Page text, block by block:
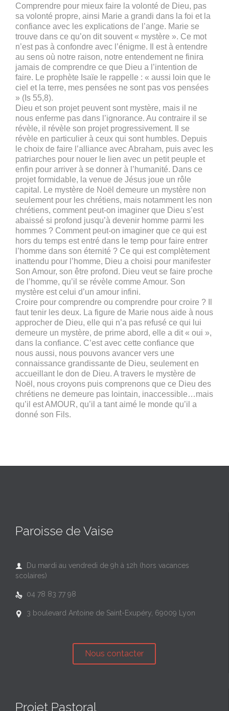
Comprendre pour mieux faire la volonté de Dieu, pas
sa volonté propre, ainsi Marie a grandi dans la foi et la
confiance avec les explications de l’ange. Marie se
trouve dans ce qu’on dit souvent « mystère ». Ce mot
n’est pas à confondre avec l’énigme. Il est à entendre
au sens où notre raison, notre entendement ne finira
jamais de comprendre ce que Dieu a l’intention de
faire. Le prophète Isaïe le rappelle : « aussi loin que le
ciel et la terre, mes pensées ne sont pas vos pensées
» (Is 55,8).
Dieu et son projet peuvent sont mystère, mais il ne
nous enferme pas dans l’ignorance. Au contraire il se
révèle, il révèle son projet progressivement. Il se
révèle en particulier à ceux qui sont humbles. Depuis
le choix de faire l’alliance avec Abraham, puis avec les
patriarches pour nouer le lien avec un petit peuple et
enfin pour arriver à se donner à l’humanité. Dans ce
projet formidable, la venue de Jésus joue un rôle
capital. Le mystère de Noël demeure un mystère non
seulement pour les chrétiens, mais notamment les non
chrétiens, comment peut-on imaginer que Dieu s’est
abaissé si profond jusqu’à devenir homme parmi les
hommes ? Comment peut-on imaginer que ce qui est
hors du temps est entré dans le temp pour faire entrer
l’homme dans son éternité ? Ce qui est complètement
inattendu pour l’homme, Dieu a choisi pour manifester
Son Amour, son être profond. Dieu veut se faire proche
de l’homme, qu’il se révèle comme Amour. Son
mystère est celui d’un amour infini.
Croire pour comprendre ou comprendre pour croire ? Il
faut tenir les deux. La figure de Marie nous aide à nous
approcher de Dieu, elle qui n’a pas refusé ce qui lui
demeure un mystère, de prime abord, elle a dit « oui »,
dans la confiance. C’est avec cette confiance que
nous aussi, nous pouvons avancer vers une
connaissance grandissante de Dieu, seulement en
accueillant le don de Dieu. A travers le mystère de
Noël, nous croyons puis comprenons que ce Dieu des
chrétiens ne demeure pas lointain, inaccessible…mais
qu’il est AMOUR, qu’il a tant aimé le monde qu’il a
donné son Fils.
Paroisse de Vaise

Du mardi au vendredi de 9h à 12h (hors vacances
scolaires)
 04 78 83 77 98
 3 boulevard Antoine de Saint-Exupéry, 69009 Lyon
Nous contacter
Projet Pastoral